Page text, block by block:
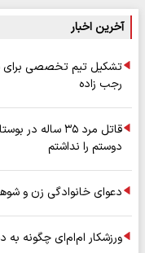
آخرین اخبار
تشکیل تیم تخصصی برای
رجب زاده
قاتل مرد ۳۵
دوستم را نداشتم
دعوای خانوادگی زن و
ورزشکار ام‌ام‌ای چگونه